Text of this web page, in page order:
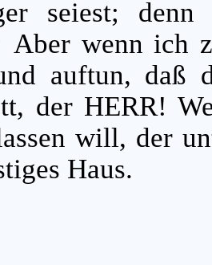
seiest;
Aber wenn ich
auftun, daß
der HERR!
will, der
Haus.